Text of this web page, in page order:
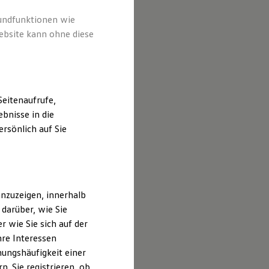
wie
kann ohne diese
in die
auf Sie
innerhalb
wie Sie
wie Sie sich auf der
Interessen
einer
Sie registrieren, ob